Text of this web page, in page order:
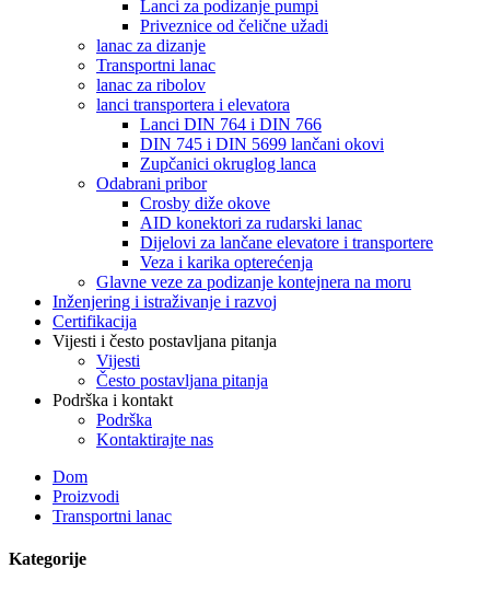
Lanci za podizanje pumpi
Priveznice od čelične užadi
lanac za dizanje
Transportni lanac
lanac za ribolov
lanci transportera i elevatora
Lanci DIN 764 i DIN 766
DIN 745 i DIN 5699 lančani okovi
Zupčanici okruglog lanca
Odabrani pribor
Crosby diže okove
AID konektori za rudarski lanac
Dijelovi za lančane elevatore i transportere
Veza i karika opterećenja
Glavne veze za podizanje kontejnera na moru
Inženjering i istraživanje i razvoj
Certifikacija
Vijesti i često postavljana pitanja
Vijesti
Često postavljana pitanja
Podrška i kontakt
Podrška
Kontaktirajte nas
Dom
Proizvodi
Transportni lanac
Kategorije